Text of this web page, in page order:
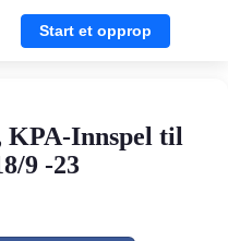
Start et opprop
KPA-Innspel til
9 -23